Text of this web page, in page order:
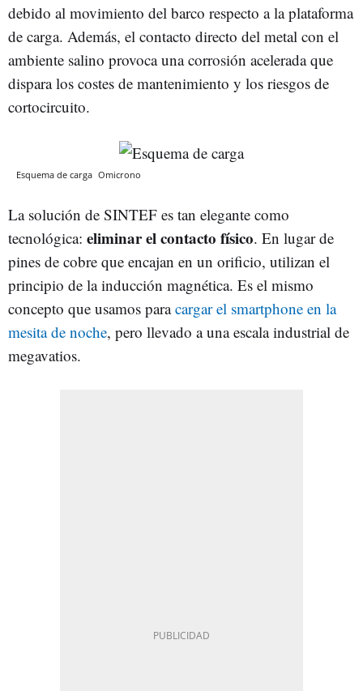
debido al movimiento del barco respecto a la plataforma
de carga. Además, el contacto directo del metal con el
ambiente salino provoca una corrosión acelerada que
dispara los costes de mantenimiento y los riesgos de
cortocircuito.
Esquema de carga Omicrono
La solución de SINTEF es tan elegante como
tecnológica: eliminar el contacto físico. En lugar de
pines de cobre que encajan en un orificio, utilizan el
principio de la inducción magnética. Es el mismo
concepto que usamos paracargar el smartphone en la
mesita de noche, pero llevado a una escala industrial de
megavatios.